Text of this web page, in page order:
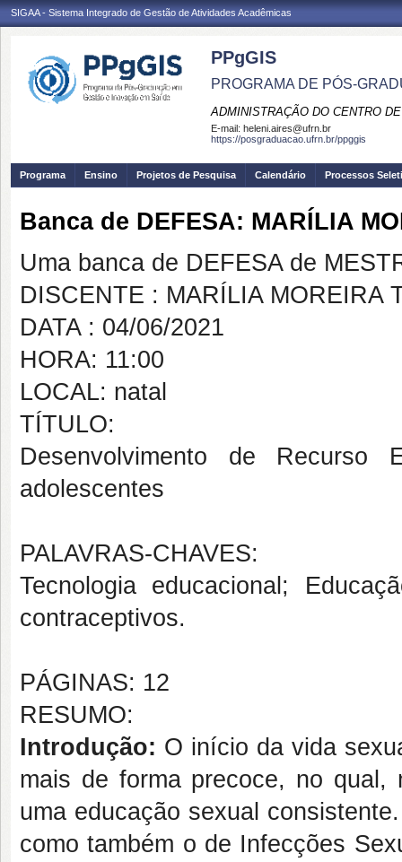
SIGAA - Sistema Integrado de Gestão de Atividades Acadêmicas
PPgGIS
PROGRAMA DE PÓS-
ADMINISTRAÇÃO DO CENTRO
E-mail: heleni.aires@ufrn.br
https://posgraduacao.ufrn.br/ppggis
Programa Ensino Projetos de Pesquisa Calendário Processos
Banca de DEFESA: MARÍLIA
Uma banca de DEFESA de
DISCENTE : MARÍLIA MOREIRA
DATA : 04/06/2021
HORA: 11:00
LOCAL: natal
TÍTULO:
Desenvolvimento de Recurso
adolescentes
PALAVRAS-CHAVES:
Tecnologia educacional;
contraceptivos.
PÁGINAS: 12
RESUMO:
Introdução: O início da vida
mais de forma precoce, no
uma educação sexual
como também o de Infecções